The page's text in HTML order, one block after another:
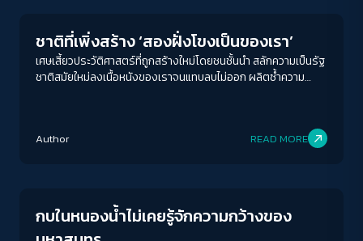
ชาติที่เพิ่งสร้าง ‘สองฝั่งโขงเป็นของเรา’
เศษเสี้ยวประวัติศาสตร์ที่ถูกสร้างใหม่โดยชนชั้นนำ สลักความเป็นรัฐ
ชาติสมัยใหม่ลงเนื้อหนังของเราจนแทบลบไม่ออก ผลิตซ้ำความ
Author READ MORE
กบในหนองน้ำไม่เคยรู้จักความกว้างของ
ระยะห่างข้อความ